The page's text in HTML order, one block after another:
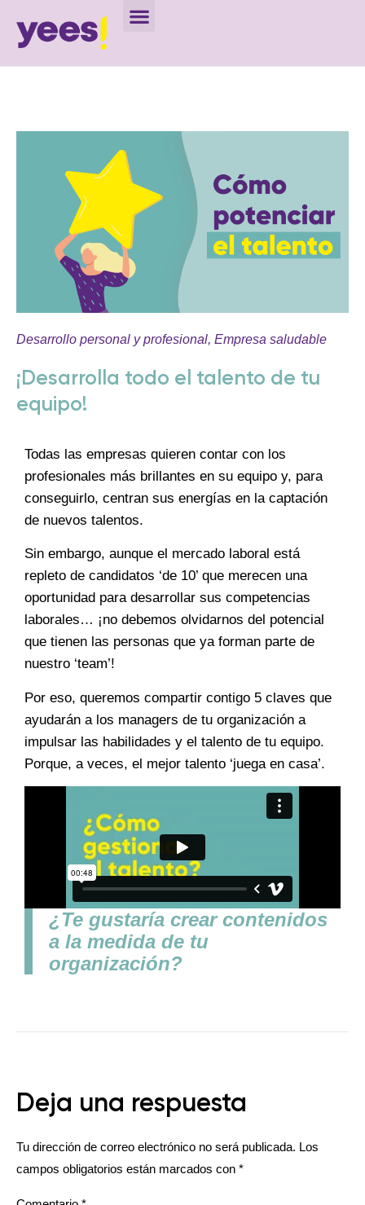
Desarrollo personal y profesional, Empresa saludable
¡Desarrolla todo el talento de tu
equipo!
Todas las empresas quieren contar con los
profesionales más brillantes en su equipo y, para
conseguirlo, centran sus energías en la captación
de nuevos talentos.
Sin embargo, aunque el mercado laboral está
repleto de candidatos ‘de 10’ que merecen una
oportunidad para desarrollar sus competencias
laborales… ¡no debemos olvidarnos del potencial
que tienen las personas que ya forman parte de
nuestro ‘team’!
Por eso, queremos compartir contigo 5 claves que
ayudarán a los managers de tu organización a
impulsar las habilidades y el talento de tu equipo.
Porque, a veces, el mejor talento ‘juega en casa’.
¿Te gustaría crear contenidos
a la medida de tu
organización?
Deja una respuesta
Tu dirección de correo electrónico no será publicada. Los
campos obligatorios están marcados con *